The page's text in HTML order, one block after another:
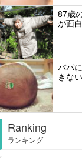
87歳
が面
パパ
きな
Ranking
ランキング